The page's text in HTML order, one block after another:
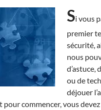
Si vous
premier
sécurité,
nous
d’astuce,
ou de
déjouer
pour commencer, vous